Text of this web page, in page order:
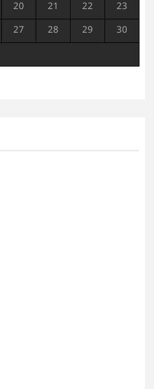
20 21 22 23
27 28 29 30